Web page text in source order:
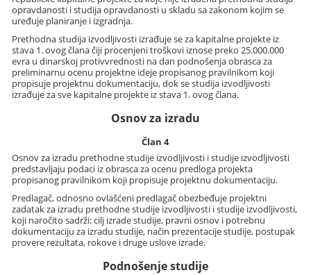
opravdanosti i studija opravdanosti u skladu sa zakonom kojim se
uređuje planiranje i izgradnja.
Prethodna studija izvodljivosti izrađuje se za kapitalne projekte iz
stava 1. ovog člana čiji procenjeni troškovi iznose preko 25.000.000
evra u dinarskoj protivvrednosti na dan podnošenja obrasca za
preliminarnu ocenu projektne ideje propisanog pravilnikom koji
propisuje projektnu dokumentaciju, dok se studija izvodljivosti
izrađuje za sve kapitalne projekte iz stava 1. ovog člana.
Osnov za izradu
Član 4
Osnov za izradu prethodne studije izvodljivosti i studije izvodljivosti
predstavljaju podaci iz obrasca za ocenu predloga projekta
propisanog pravilnikom koji propisuje projektnu dokumentaciju.
Predlagač, odnosno ovlašćeni predlagač obezbeđuje projektni
zadatak za izradu prethodne studije izvodljivosti i studije izvodljivosti,
koji naročito sadrži: cilj izrade studije, pravni osnov i potrebnu
dokumentaciju za izradu studije, način prezentacije studije, postupak
provere rezultata, rokove i druge uslove izrade.
Podnošenje studije